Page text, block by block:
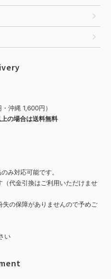
沖縄 1,600円）
の場合は送料無料
み対応可能です。
代金引換はご利用いただけませ
の保障がありませんので予めご
い